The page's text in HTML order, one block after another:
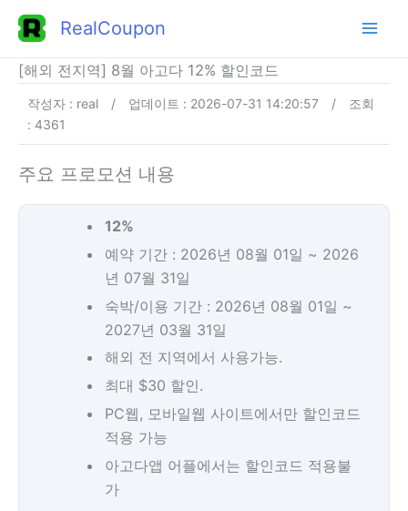
RealCoupon
[해외 전지역] 8월 아고다 12% 할인코드
작성자 : real / 업데이트 : 2026-07-31 14:20:57 /
조회
: 4361
주요 프로모션 내용
12%
예약 기간 : 2026년 08월 01일 ~ 2026
년 07월 31일
숙박/이용 기간 : 2026년 08월 01일 ~
2027년 03월 31일
해외 전 지역에서 사용가능.
최대 $30 할인.
PC웹, 모바일웹 사이트에서만 할인코드
적용 가능
아고다앱 어플에서는 할인코드 적용불
가